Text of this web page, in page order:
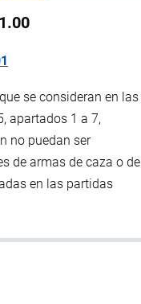
se consideran en las
apartados 1 a 7,
no puedan ser
de armas de caza o de
en las partidas